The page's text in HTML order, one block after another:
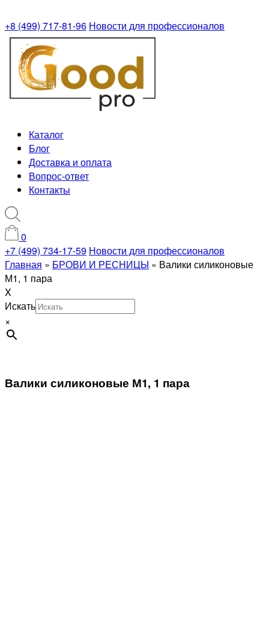
+8 (499) 717-81-96 Новости для профессионалов
Каталог
Блог
Доставка и оплата
Вопрос-ответ
Контакты
0
+7 (499) 734-17-59 Новости для профессионалов
Главная » БРОВИ И РЕСНИЦЫ » Валики силиконовые
М1, 1 пара
X
Искать
×
Валики силиконовые М1, 1 пара